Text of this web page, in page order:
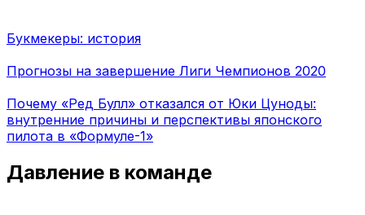
Букмекеры: история
Прогнозы на завершение Лиги Чемпионов 2020
Почему «Ред Булл» отказался от Юки Цуноды:
внутренние причины и перспективы японского
пилота в «Формуле-1»
Давление в команде